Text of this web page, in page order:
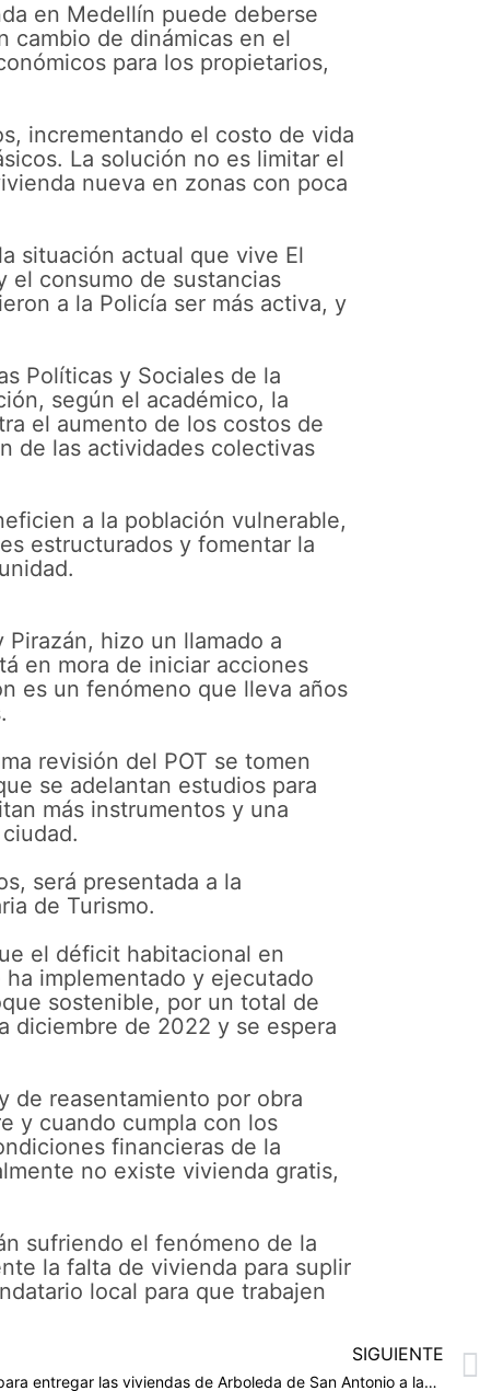
en Medellín puede deberse
cambio de dinámicas en el
para los propietarios,
incrementando el costo de vida
La solución no es limitar el
nueva en zonas con poca
situación actual que vive El
el consumo de sustancias
a la Policía ser más activa, y
Políticas y Sociales de la
según el académico, la
el aumento de los costos de
de las actividades colectivas
a la población vulnerable,
estructurados y fomentar la
hizo un llamado a
en mora de iniciar acciones
es un fenómeno que lleva años
revisión del POT se tomen
se adelantan estudios para
más instrumentos y una
será presentada a la
de Turismo.
el déficit habitacional en
implementado y ejecutado
sostenible, por un total de
diciembre de 2022 y se espera
de reasentamiento por obra
y cuando cumpla con los
financieras de la
no existe vivienda gratis,
sufriendo el fenómeno de la
la falta de vivienda para suplir
local para que trabajen
SIGUIENTE
Se requieren soluciones concretas para entregar las viviendas de Arboleda de San Antonio a las familias